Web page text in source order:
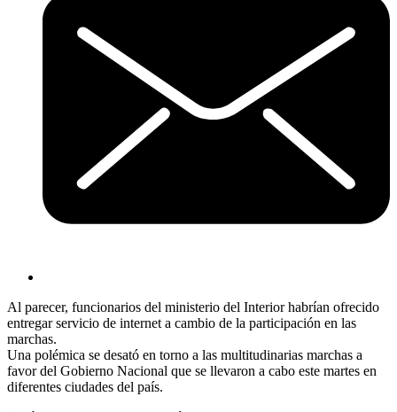
Al parecer, funcionarios del ministerio del Interior habrían ofrecido
entregar servicio de internet a cambio de la participación en las
marchas​.
Una polémica se desató en torno a las multitudinarias marchas a
favor del Gobierno Nacional que se llevaron a cabo este martes en
diferentes ciudades del país.